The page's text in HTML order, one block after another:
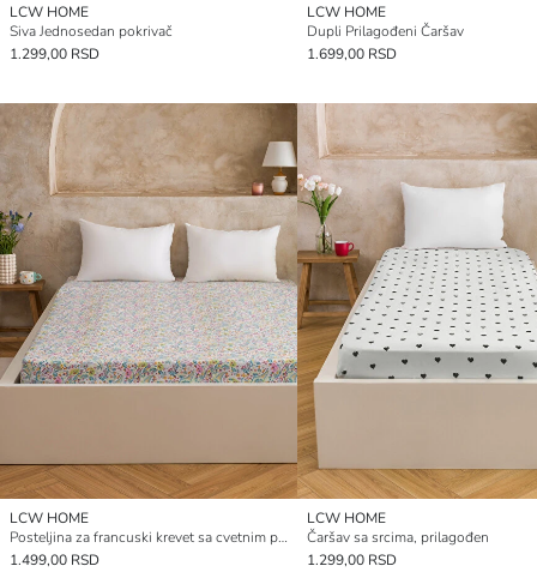
LCW HOME
Siva Jednosedan pokrivač
1.299,00 RSD
LCW HOME
Dupli Prilagođeni Čaršav
1.699,00 RSD
LCW HOME
Posteljina za francuski krevet sa cvetnim printom
1.499,00 RSD
LCW HOME
Čaršav sa srcima, prilagođen
1.299,00 RSD